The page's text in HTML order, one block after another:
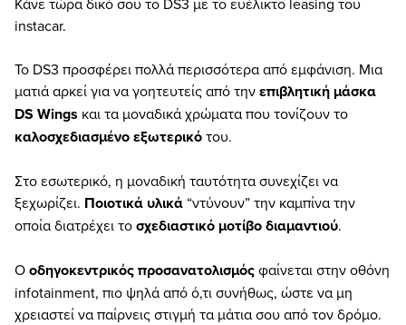
instacar.
Το DS3 προσφέρει πολλά περισσότερα από εμφάνιση. Μια
ματιά αρκεί για να γοητευτείς από τηνεπιβλητική μάσκα
DS Wings και τα μοναδικά χρώματα που τονίζουν το
καλοσχεδιασμένο εξωτερικότου.
Στο εσωτερικό, η μοναδική ταυτότητα συνεχίζει να
ξεχωρίζει. Ποιοτικά υλικά “ντύνουν” την καμπίνα την
οποία διατρέχει τοσχεδιαστικό μοτίβο διαμαντιού.
Οοδηγοκεντρικός προσανατολισμόςφαίνεται στην οθόνη
infotainment, πιο ψηλά από ό,τι συνήθως, ώστε να μη
χρειαστεί να παίρνεις στιγμή τα μάτια σου από τον δρόμο.